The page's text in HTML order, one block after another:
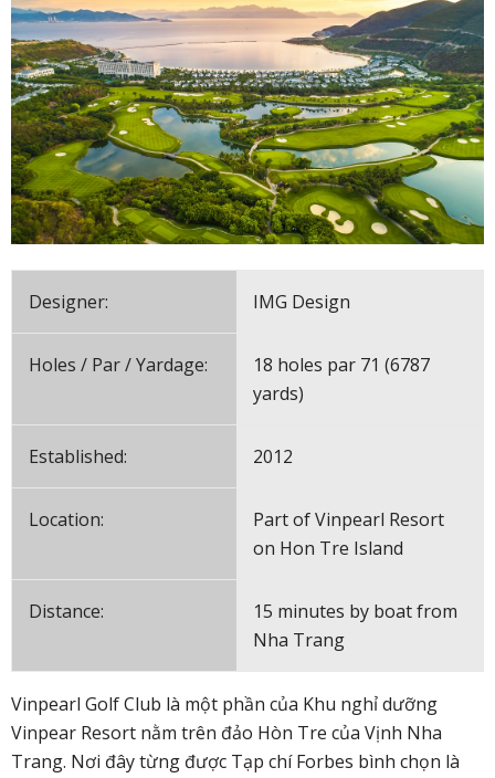
Designer: IMG Design
Holes / Par / Yardage:
18 holes par 71 (6787
yards)
Established: 2012
Location:
Part of Vinpearl Resort
on Hon Tre Island
Distance:
15 minutes by boat from
Nha Trang
Vinpearl Golf Club là một phần của Khu nghỉ dưỡng
Vinpear Resort nằm trên đảo Hòn Tre của Vịnh Nha
Trang. Nơi đây từng được Tạp chí Forbes bình chọn là